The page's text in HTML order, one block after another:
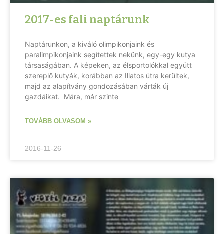
2017-es fali naptárunk
Naptárunkon, a kiváló olimpikonjaink és
paralimpikonjaink segítettek nekünk, egy-egy kutya
társaságában. A képeken, az élsportolókkal együtt
szereplő kutyák, korábban az Illatos útra kerültek,
majd az alapítvány gondozásában várták új
gazdáikat. Mára, már szinte
TOVÁBB OLVASOM »
2016-11-26